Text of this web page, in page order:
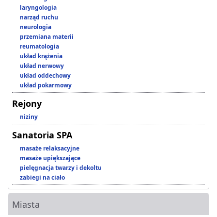
laryngologia
narząd ruchu
neurologia
przemiana materii
reumatologia
układ krążenia
układ nerwowy
układ oddechowy
układ pokarmowy
Rejony
niziny
Sanatoria SPA
masaże relaksacyjne
masaże upiększające
pielęgnacja twarzy i dekoltu
zabiegi na ciało
Miasta